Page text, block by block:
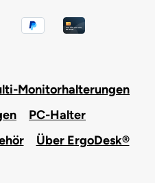
Monitorhalterungen
PC-Halter
Über ErgoDesk®